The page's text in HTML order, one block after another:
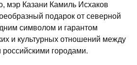
мэр Казани Камиль Исхаков
подарок от северной
символом и гарантом
и культурных отношений между
городами.